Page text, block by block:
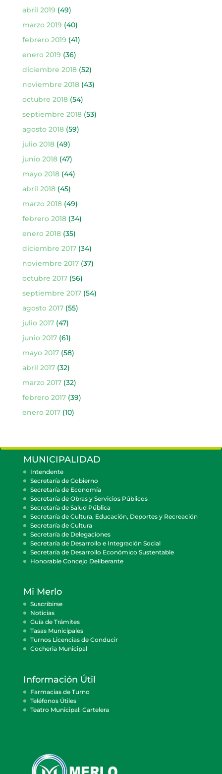
abril 2019 (49)
marzo 2019 (40)
febrero 2019 (41)
enero 2019 (36)
diciembre 2018(52)
noviembre 2018(43)
octubre 2018(54)
septiembre 2018(53)
agosto 2018(59)
julio 2018(49)
junio 2018(47)
mayo 2018(44)
abril 2018(45)
marzo 2018(49)
febrero 2018(34)
enero 2018(35)
diciembre 2017(34)
noviembre 2017(37)
octubre 2017(56)
septiembre 2017(54)
agosto 2017(55)
julio 2017(47)
junio 2017(61)
mayo 2017(58)
abril 2017(32)
marzo 2017(32)
febrero 2017(39)
enero 2017(10)
MUNICIPALIDAD
Intendente
Secretaría de Gobierno
Secretaría de Economía
Secretaría de Obras y Servicios Públicos
Secretaría de Salud Pública
Secretaría de Cultura, Educación, Deportes y Recreación
Secretaría de Cultura
Secretaría de Delegaciones
Secretaría de Desarrollo e Integración Social
Secretaría de Desarrollo Económico Sustentable
Honorable Concejo Deliberante
Mi Merlo
Suscribirse
Noticias
Guía de Trámites
Tasas Municipales
Turnos Licencias de Conducir
Cocheria Municipal
Información Útil
Farmacias de Turno
Teléfonos Útiles
Teatro Municipal: Cartelera